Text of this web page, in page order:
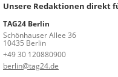
Unsere Redaktionen direkt
TAG24 Berlin
Schönhauser Allee 36
10435 Berlin
+49 30 120880900
berlin@tag24.de